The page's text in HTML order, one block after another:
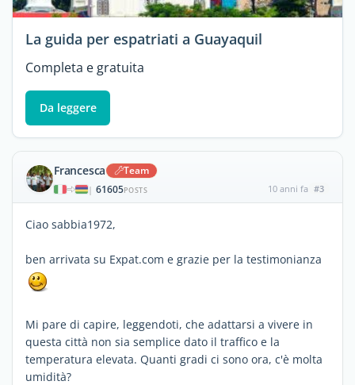
La guida per espatriati a Guayaquil
Completa e gratuita
Da leggere
Francesca Team
| 61605POSTS 10 anni fa #3
Ciao sabbia1972,
ben arrivata su Expat.com e grazie per la testimonianza
Mi pare di capire, leggendoti, che adattarsi a vivere in
questa città non sia semplice dato il traffico e la
temperatura elevata. Quanti gradi ci sono ora, c'è molta
umidità?